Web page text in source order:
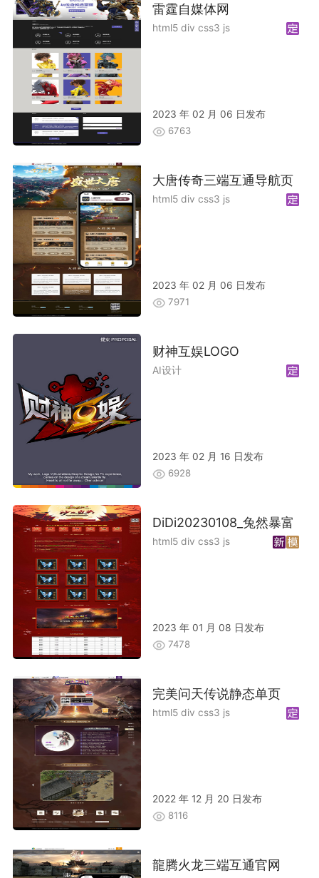
雷霆自媒体网
html5 div css3 js
2023 年 02 月 06 日发布
6763
大唐传奇三端互通导航页
html5 div css3 js
2023 年 02 月 06 日发布
7971
财神互娱LOGO
AI设计
2023 年 02 月 16 日发布
6928
DiDi20230108_兔然暴富
html5 div css3 js
2023 年 01 月 08 日发布
7478
完美问天传说静态单页
html5 div css3 js
2022 年 12 月 20 日发布
8116
龍腾火龙三端互通官网